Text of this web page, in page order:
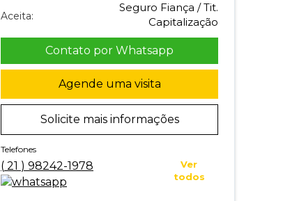
Aceita:
Seguro Fiança / Tit.
Capitalização
Contato por Whatsapp
Agende uma visita
Solicite mais informações
Telefones
( 21 ) 98242-1978
Ver
todos